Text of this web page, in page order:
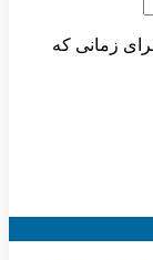
زمانی که